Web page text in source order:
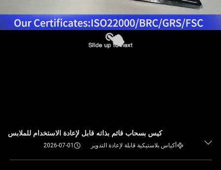
كيس بسحاب قائم بذاته قابل لإعادة الاستخدام للملابس
أكياس بلاستيكية قابلة لإعادة التدوير 2026-07-01